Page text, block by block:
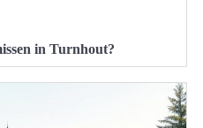
in Turnhout?